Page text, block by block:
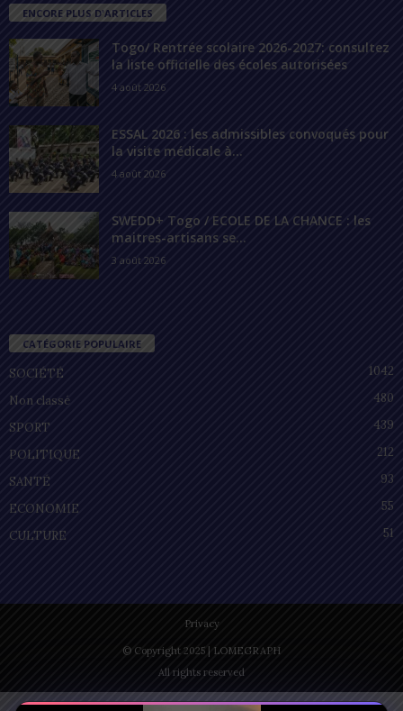
ENCORE PLUS D'ARTICLES
Togo/ Rentrée scolaire 2026-2027: consultez
la liste officielle des écoles autorisées
4 août 2026
ESSAL 2026 : les admissibles convoqués pour
la visite médicale à...
4 août 2026
SWEDD+ Togo / ECOLE DE LA CHANCE : les
maitres-artisans se...
3 août 2026
CATÉGORIE POPULAIRE
SOCIÉTÉ
1042
Non classé
480
SPORT
439
POLITIQUE
212
SANTÉ
93
ECONOMIE
55
CULTURE
51
Privacy
© Copyright 2025 | LOMEGRAPH
All rights reserved